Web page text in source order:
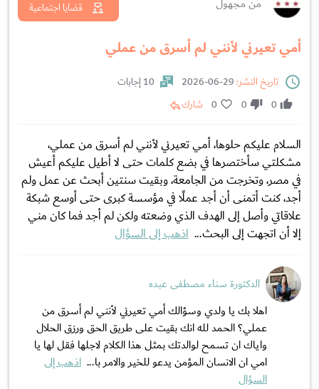
أمي تعيرني لأنني لم أسرق من عملي
قضايا اجتماعية
تاريخ النشر:
10 إجابات
0
0
0 شارك
السلام عليكم حلوها، أمي تعيرني لأنني لم أسرق من عملي،
مشكلتي سأختصرها في بضع كلمات حتى لا أطيل عليكم أعيش
في مصر، وتخرجت من الجامعة، وبقيت سنتين أبحث عن عمل ولم
أجد، كنت أتمنى أن أجد عملًا في مؤسسة كبرى حتى أوسع شبكة
علاقاتي وأصل إلى الهدف الذي وضعته ولكن لم أجد فما كان مني
إلا أن اتجهت إلى البحث... اذهب إلى السؤال
الدكتورة سناء مصطفى عبده
اهلا بك يا ولدي وسؤالك أمي تعيرني لأنني لم أسرق من
عملي؟ الحمد لله انك بقيت على طريق الحق ورزق الحلال
واياك ان تسمح لوالدتك بمثل هذا الكلام لاجلها فقل لها يا
امي ان الانسان المؤمن يدعو للخير والامر با... اذهب إلى
السؤال